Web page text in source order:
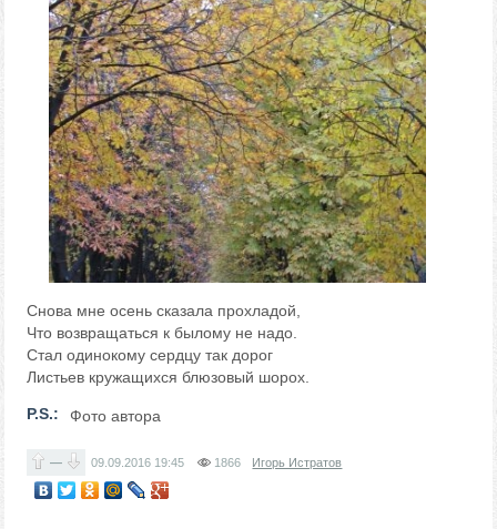
Снова мне осень сказала прохладой,
Что возвращаться к былому не надо.
Стал одинокому сердцу так дорог
Листьев кружащихся блюзовый шорох.
P.S.: Фото автора
— 09.09.2016 19:45 1866 Игорь Истратов